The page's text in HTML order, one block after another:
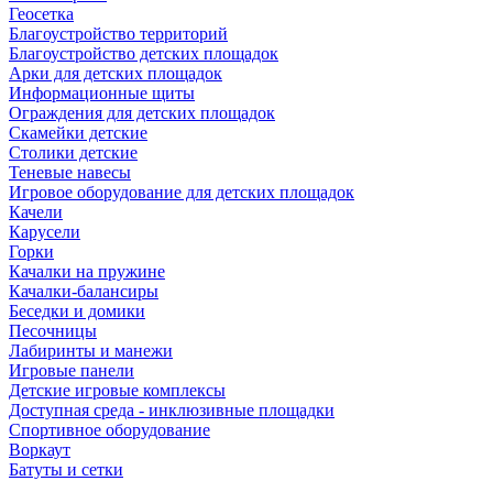
Геосетка
Благоустройство территорий
Благоустройство детских площадок
Арки для детских площадок
Информационные щиты
Ограждения для детских площадок
Скамейки детские
Столики детские
Теневые навесы
Игровое оборудование для детских площадок
Качели
Карусели
Горки
Качалки на пружине
Качалки-балансиры
Беседки и домики
Песочницы
Лабиринты и манежи
Игровые панели
Детские игровые комплексы
Доступная среда - инклюзивные площадки
Спортивное оборудование
Воркаут
Батуты и сетки